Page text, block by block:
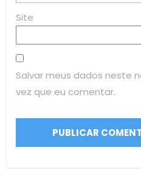
Site
Salvar meus dados neste
vez que eu comentar.